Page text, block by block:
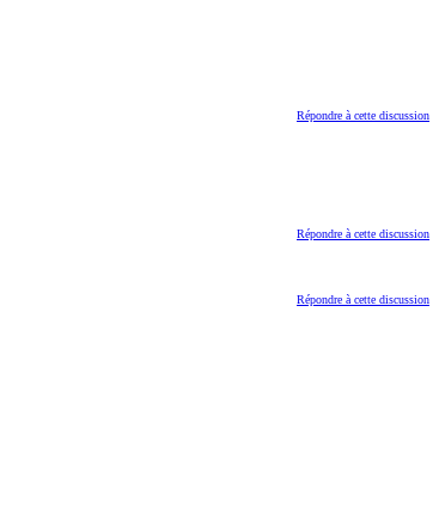
Répondre à cette discussion
Répondre à cette discussion
Répondre à cette discussion